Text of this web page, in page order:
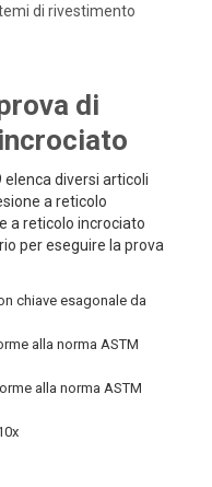
di rivestimento
di
elenca diversi articoli
a reticolo
a reticolo incrociato
per eseguire la prova
chiave esagonale da
alla norma ASTM
alla norma ASTM